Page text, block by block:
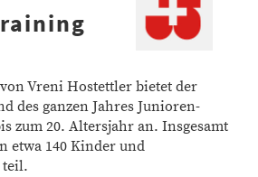
Vreni Hostettler bietet der
des ganzen Jahres Junioren-
zum 20. Altersjahr an. Insgesamt
etwa 140 Kinder und
teil.